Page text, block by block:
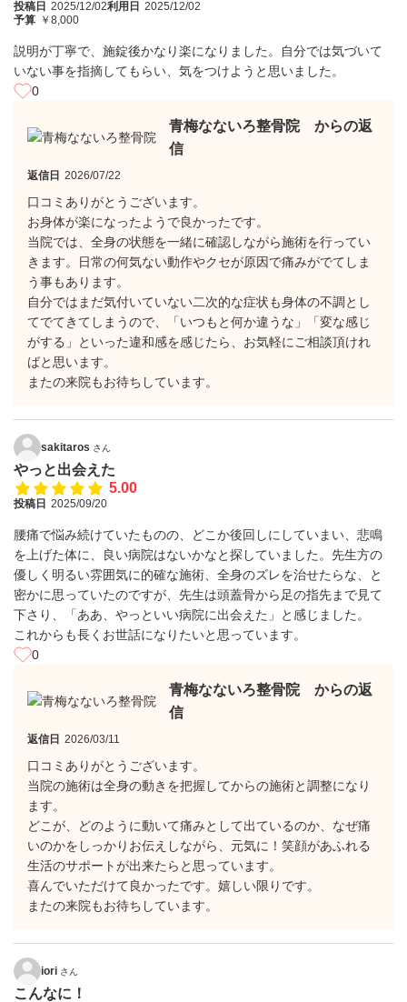
投稿日 2025/12/02利用日 2025/12/02
予算 ￥8,000
説明が丁寧で、施錠後かなり楽になりました。自分では気づいて
いない事を指摘してもらい、気をつけようと思いました。
0
青梅なないろ整骨院 からの返
信
返信日 2026/07/22
口コミありがとうございます。
お身体が楽になったようで良かったです。
当院では、全身の状態を一緒に確認しながら施術を行ってい
きます。日常の何気ない動作やクセが原因で痛みがでてしま
う事もあります。
自分ではまだ気付いていない二次的な症状も身体の不調とし
てでてきてしまうので、「いつもと何か違うな」「変な感じ
がする」といった違和感を感じたら、お気軽にご相談頂けれ
ばと思います。
またの来院もお待ちしています。
sakitaros さん
やっと出会えた
5.00
投稿日 2025/09/20
腰痛で悩み続けていたものの、どこか後回しにしていまい、悲鳴
を上げた体に、良い病院はないかなと探していました。先生方の
優しく明るい雰囲気に的確な施術、全身のズレを治せたらな、と
密かに思っていたのですが、先生は頭蓋骨から足の指先まで見て
下さり、「ああ、やっといい病院に出会えた」と感じました。
これからも長くお世話になりたいと思っています。
0
青梅なないろ整骨院 からの返
信
返信日 2026/03/11
口コミありがとうございます。
当院の施術は全身の動きを把握してからの施術と調整になり
ます。
どこが、どのように動いて痛みとして出ているのか、なぜ痛
いのかをしっかりお伝えしながら、元気に！笑顔があふれる
生活のサポートが出来たらと思っています。
喜んでいただけて良かったです。嬉しい限りです。
またの来院もお待ちしています。
iori さん
こんなに！